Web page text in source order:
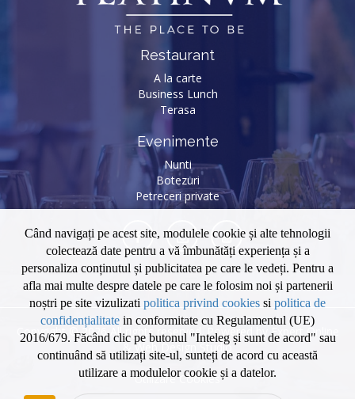
Când navigați pe acest site, modulele cookie și alte tehnologii
colectează date pentru a vă îmbunătăți experiența și a
personaliza conținutul și publicitatea pe care le vedeți. Pentru a
afla mai multe despre datele pe care le folosim noi și partenerii
noștri pe site vizulizati politica privind cookies si politica de
confidențialitate in conformitate cu Regulamentul (UE)
2016/679. Făcând clic pe butonul "Inteleg și sunt de acord" sau
continuând să utilizați site-ul, sunteți de acord cu această
utilizare a modulelor cookie și a datelor.
Restaurant
A la carte
Business Lunch
Terasa
Evenimente
Nunti
Botezuri
Petreceri private
Copyright © 2026 All rights reserved. Powered by Expert Online
&Web Design Studio
Utilizare Cookies